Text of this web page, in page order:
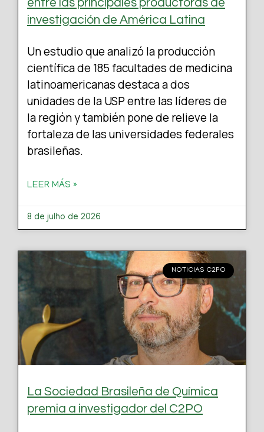
entre las principales productoras de
investigación de América Latina
Un estudio que analizó la producción
científica de 185 facultades de medicina
latinoamericanas destaca a dos
unidades de la USP entre las líderes de
la región y también pone de relieve la
fortaleza de las universidades federales
brasileñas.
LEER MÁS »
8 de julho de 2026
NOTICIAS C2PO
La Sociedad Brasileña de Química
premia a investigador del C2PO